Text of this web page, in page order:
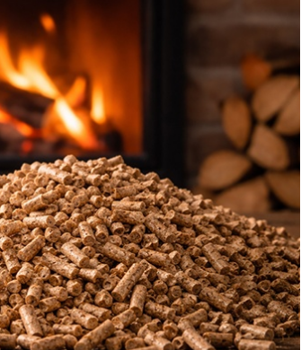
PROMO
Eicom zapošljava: Pogledajte
detalje natječaja
5 kolovoza, 2026